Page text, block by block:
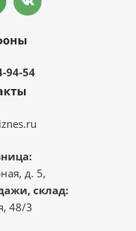
94-54
д. 5,
склад:
48/3